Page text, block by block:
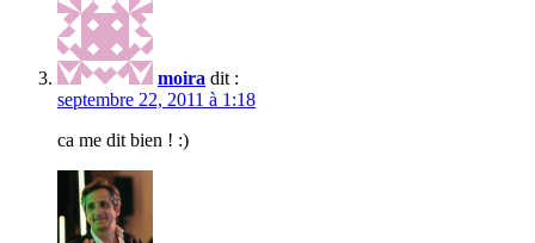
moira dit :
septembre 22, 2011 à 1:18
ca me dit bien ! :)